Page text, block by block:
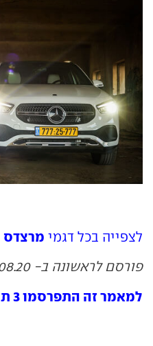
לצפייה בכל דגמי מרצדס
פורסם לראשונה ב- 16.08.20
למאמר זה התפרסמו 3 תגובות